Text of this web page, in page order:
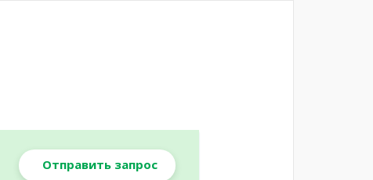
Отправить запрос